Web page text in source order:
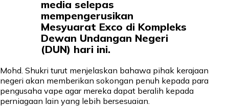
media selepas
mempengerusikan
Mesyuarat Exco di Kompleks
Dewan Undangan Negeri
(DUN) hari ini.
Mohd. Shukri turut menjelaskan bahawa pihak kerajaan
negeri akan memberikan sokongan penuh kepada para
pengusaha vape agar mereka dapat beralih kepada
perniagaan lain yang lebih bersesuaian.